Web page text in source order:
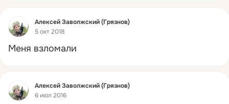
Фид
Алексей Заволжский (Грязнов)
5 окт 2018
Меня взломали
Фид
Алексей Заволжский (Грязнов)
6 июл 2016